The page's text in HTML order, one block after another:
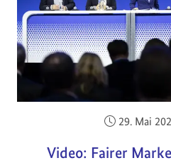
29. Mai
Video: Fairer